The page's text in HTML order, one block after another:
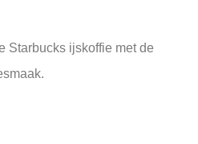
Starbucks ijskoffie met de